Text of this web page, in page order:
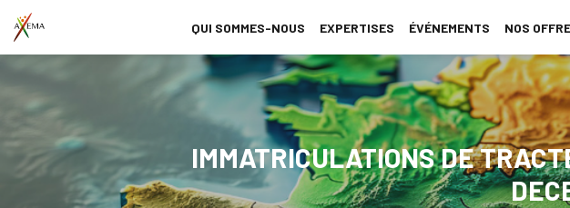
QUI SOMMES-NOUS EXPERTISES ÉVÉNEMENTS NOS
IMMATRICULATIONS DE